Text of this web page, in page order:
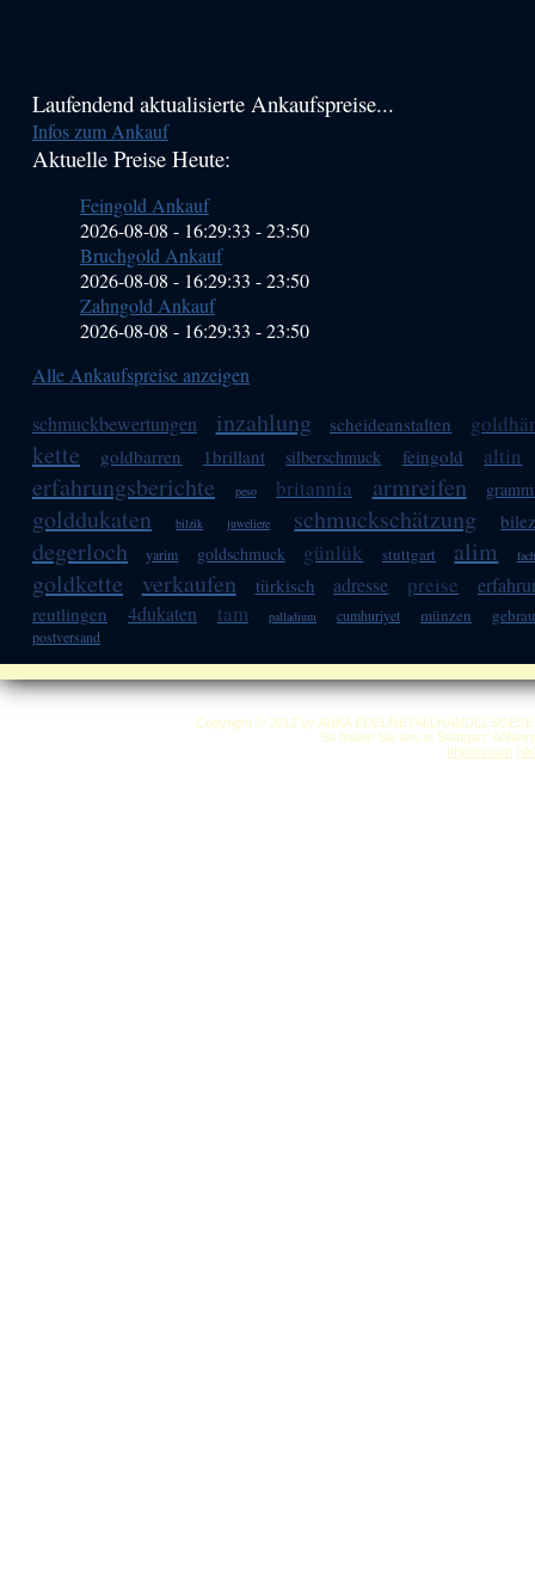
Haupt-
Sidebar
Laufendend aktualisierte Ankaufspreise...
Infos zum Ankauf
Aktuelle Preise Heute:
Feingold Ankauf
2026-08-08 - 16:29:33 -23:50
Bruchgold Ankauf
2026-08-08 - 16:29:33 -23:50
Zahngold Ankauf
2026-08-08 - 16:29:33 -23:50
Alle Ankaufspreise anzeigen
schmuckbewertungen
inzahlung scheideanstalten
kette goldbarren 1brillant silberschmuck feingold altin
erfahrungsberichte peso britannia armreifen
golddukaten bilzik juweliere schmuckschätzung
degerloch yarim goldschmuck günlük stuttgart alim
goldkette verkaufen türkisch adresse preise
reutlingen 4dukaten tam palladium cumhuriyet münzen
postversand
Copyright © 2012 by ANKA
So finden Sie uns in Stuttgart:
Impressum|